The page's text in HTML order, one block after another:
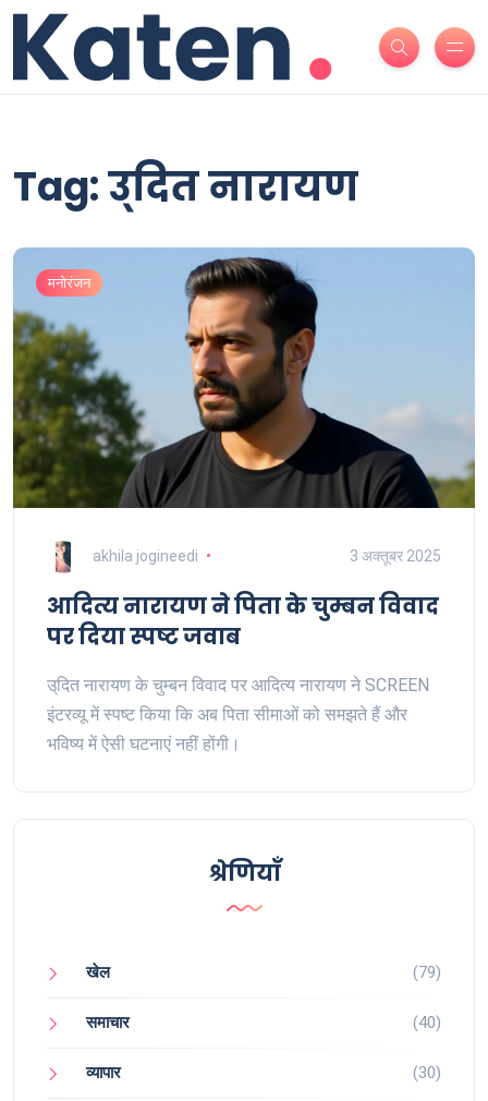
Tag: उ्दित नारायण
मनोरंजन
akhila jogineedi 3 अक्तूबर 2025
आदित्य नारायण ने पिता के चुम्बन विवाद
पर दिया स्पष्ट जवाब
उ्दित नारायण के चुम्बन विवाद पर आदित्य नारायण ने SCREEN
इंटरव्यू में स्पष्ट किया कि अब पिता सीमाओं को समझते हैं और
भविष्य में ऐसी घटनाएं नहीं होंगी।
श्रेणियाँ
खेल (79)
समाचार (40)
व्यापार (30)